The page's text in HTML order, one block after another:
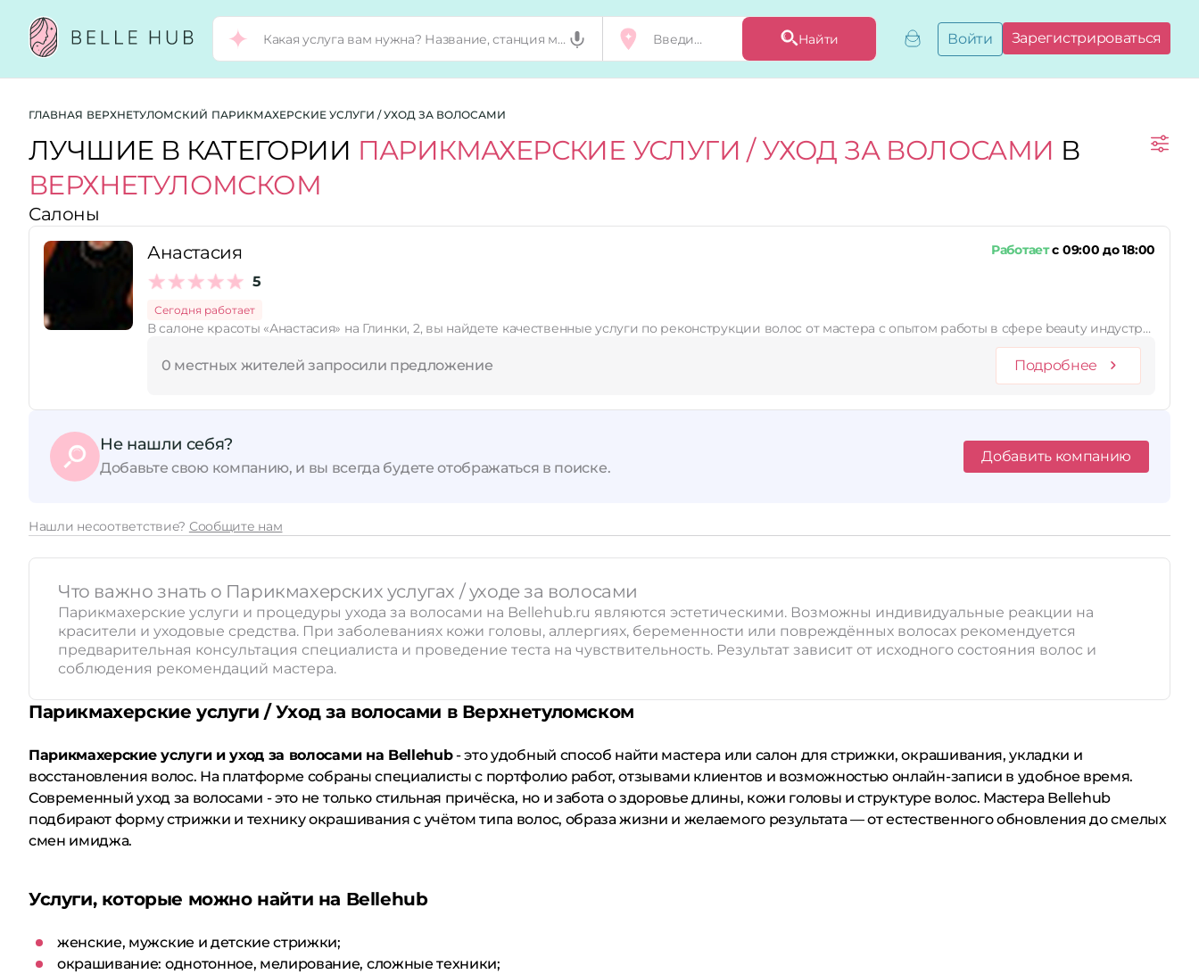
Найти
Добавить,
бизнес
Запросы
Войти Зарегистрироваться
Город:
Категории:
Рейтинг:
Стоимость услуг:
Принимает сертификаты
ГЛАВНАЯ ВЕРХНЕТУЛОМСКИЙ ПАРИКМАХЕРСКИЕ УСЛУГИ / УХОД ЗА ВОЛОСАМИ
ЛУЧШИЕ В КАТЕГОРИИ ПАРИКМАХЕРСКИЕ УСЛУГИ / УХОД ЗА ВОЛОСАМИ В
ВЕРХНЕТУЛОМСКОМ
Салоны
Анастасия
5
Сегодня работает
Работаетс 09:00 до 18:00
В салоне красоты «Анастасия» на Глинки, 2, вы найдете качественные услуги по реконструкции волос от мастера с опытом работы в сфере beauty индустр…
0 местных жителей запросили предложение Подробнее
Не нашли себя?
Добавьте свою компанию, и вы всегда будете отображаться в поиске.
Добавить компанию
Нашли несоответствие? Сообщите нам
Что важно знать о Парикмахерских услугах / уходе за волосами
Парикмахерские услуги и процедуры ухода за волосами на Bellehub.ru являются эстетическими. Возможны индивидуальные реакции на
красители и уходовые средства. При заболеваниях кожи головы, аллергиях, беременности или повреждённых волосах рекомендуется
предварительная консультация специалиста и проведение теста на чувствительность. Результат зависит от исходного состояния волос и
соблюдения рекомендаций мастера.
Парикмахерские услуги / Уход за волосами в Верхнетуломском
Парикмахерские услуги и уход за волосами на Bellehub- это удобный способ найти мастера или салон для стрижки, окрашивания, укладки и
восстановления волос. На платформе собраны специалисты с портфолио работ, отзывами клиентов и возможностью онлайн-записи в удобное время.
Современный уход за волосами - это не только стильная причёска, но и забота о здоровье длины, кожи головы и структуре волос. Мастера Bellehub
подбирают форму стрижки и технику окрашивания с учётом типа волос, образа жизни и желаемого результата — от естественного обновления до смелых
смен имиджа.
Услуги, которые можно найти на Bellehub
женские, мужские и детские стрижки;
окрашивание: однотонное, мелирование, сложные техники;